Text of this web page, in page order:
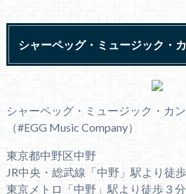
シャーペッグ・ミュージック・
シャーペッグ・ミュージック・カ
（#EGG Music Company）
東京都中野区中野
JR中央・総武線「中野」駅より徒
東京メトロ「中野」駅より徒歩３分